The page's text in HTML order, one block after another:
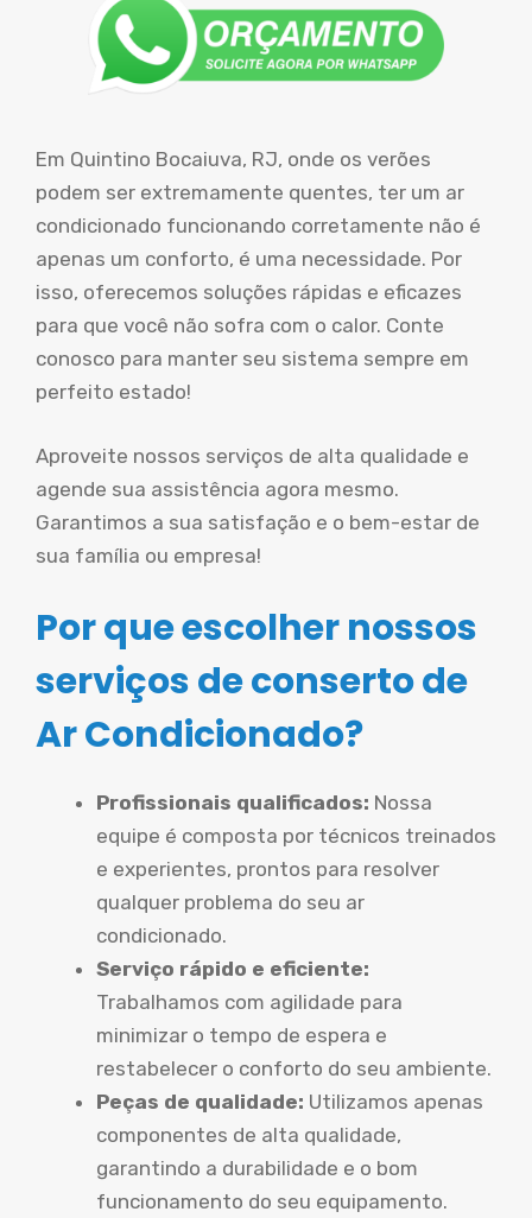
Em Quintino Bocaiuva, RJ, onde os verões
podem ser extremamente quentes, ter um ar
condicionado funcionando corretamente não é
apenas um conforto, é uma necessidade. Por
isso, oferecemos soluções rápidas e eficazes
para que você não sofra com o calor. Conte
conosco para manter seu sistema sempre em
perfeito estado!
Aproveite nossos serviços de alta qualidade e
agende sua assistência agora mesmo.
Garantimos a sua satisfação e o bem-estar de
sua família ou empresa!
Por que escolher nossos
serviços de conserto de
Ar Condicionado?
Profissionais qualificados: Nossa
equipe é composta por técnicos treinados
e experientes, prontos para resolver
qualquer problema do seu ar
condicionado.
Serviço rápido e eficiente:
Trabalhamos com agilidade para
minimizar o tempo de espera e
restabelecer o conforto do seu ambiente.
Peças de qualidade: Utilizamos apenas
componentes de alta qualidade,
garantindo a durabilidade e o bom
funcionamento do seu equipamento.